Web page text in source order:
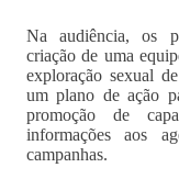
Na audiência, os
criação de uma
exploração sexual
um plano de ação
promoção de
informações aos
campanhas.